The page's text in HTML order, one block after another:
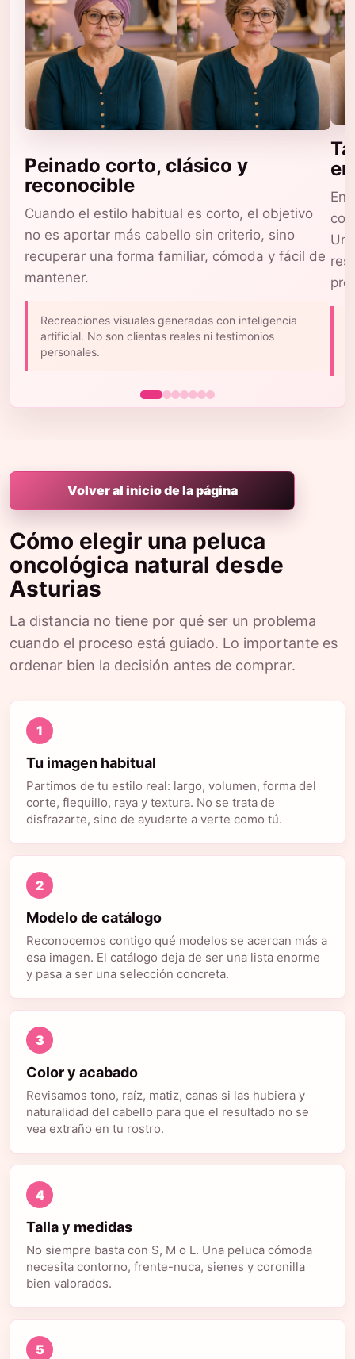
Peinado corto, clásico y
reconocible
Cuando el estilo habitual es corto, el objetivo
no es aportar más cabello sin criterio, sino
recuperar una forma familiar, cómoda y fácil de
mantener.
Recreaciones visuales generadas con inteligencia
artificial. No son clientas reales ni testimonios
personales.
En
Volver al inicio de la página
Cómo elegir una peluca
oncológica natural desde
Asturias
La distancia no tiene por qué ser un problema
cuando el proceso está guiado. Lo importante es
ordenar bien la decisión antes de comprar.
1
Tu imagen habitual
Partimos de tu estilo real: largo, volumen, forma del
corte, flequillo, raya y textura. No se trata de
disfrazarte, sino de ayudarte a verte como tú.
2
Modelo de catálogo
Reconocemos contigo qué modelos se acercan más a
esa imagen. El catálogo deja de ser una lista enorme
y pasa a ser una selección concreta.
3
Color y acabado
Revisamos tono, raíz, matiz, canas si las hubiera y
naturalidad del cabello para que el resultado no se
vea extraño en tu rostro.
4
Talla y medidas
No siempre basta con S, M o L. Una peluca cómoda
necesita contorno, frente-nuca, sienes y coronilla
bien valorados.
5